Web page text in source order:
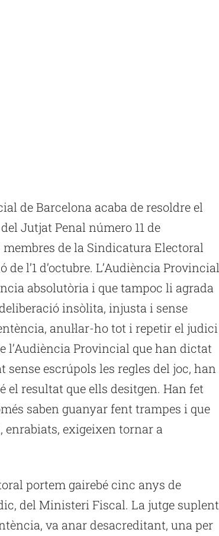
de Barcelona acaba de resoldre el
Jutjat Penal número 11 de
de la Sindicatura Electoral
l’1 d’octubre. L’Audiència Provincial
absolutòria i que tampoc li agrada
insòlita, injusta i sense
anul·lar-ho tot i repetir el judici
l’Audiència Provincial que han dictat
escrúpols les regles del joc, han
el resultat que ells desitgen. Han fet
saben guanyar fent trampes i que
enrabiats, exigeixen tornar a
portem gairebé cinc anys de
del Ministeri Fiscal. La jutge suplent
va anar desacreditant, una per